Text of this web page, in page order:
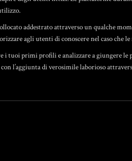
addestrato attraverso un qualche
agli utenti di conoscere nel caso che
i tuoi primi profili e analizzare a giungere
l’aggiunta di verosimile laborioso